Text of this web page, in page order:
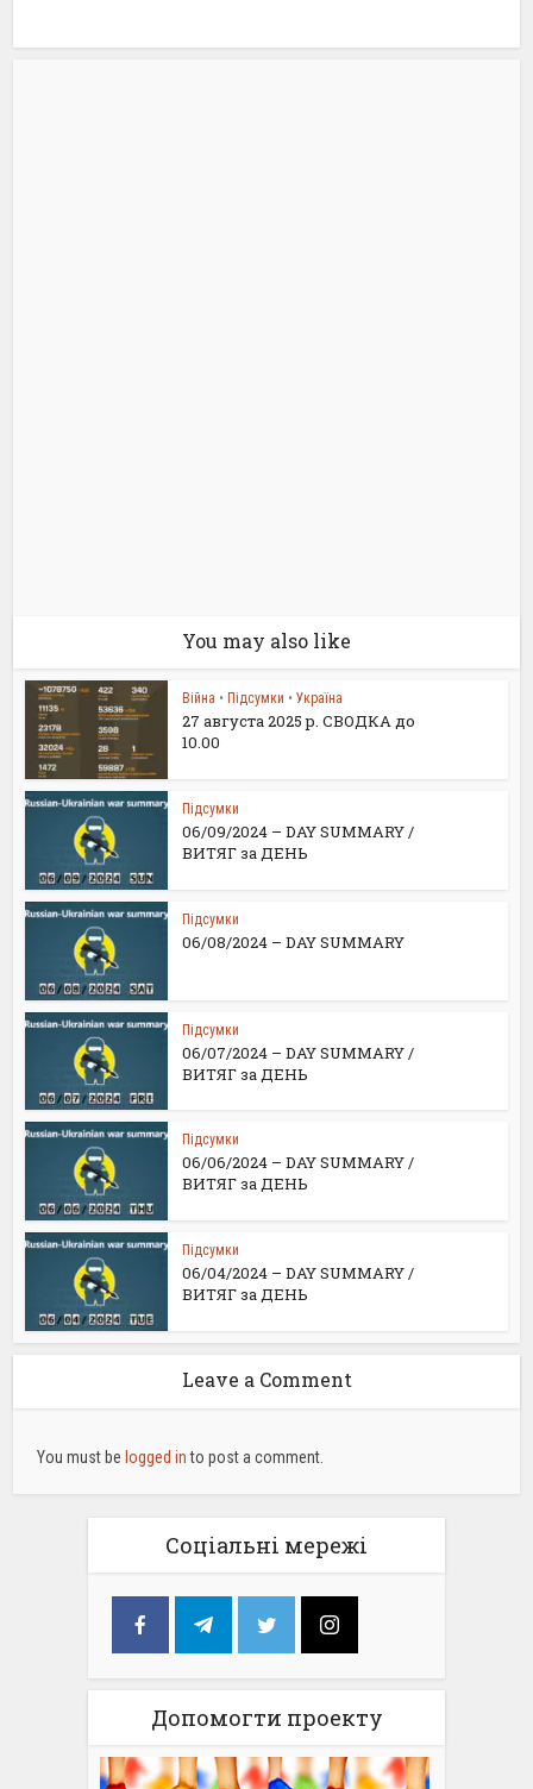
You may also like
Війна • Підсумки • Україна
27 августа 2025 р. СВОДКА до
10.00
Підсумки
06/09/2024 – DAY SUMMARY /
ВИТЯГ за ДЕНЬ
Підсумки
06/08/2024 – DAY SUMMARY
Підсумки
06/07/2024 – DAY SUMMARY /
ВИТЯГ за ДЕНЬ
Підсумки
06/06/2024 – DAY SUMMARY /
ВИТЯГ за ДЕНЬ
Підсумки
06/04/2024 – DAY SUMMARY /
ВИТЯГ за ДЕНЬ
Leave a Comment
You must be logged into post a comment.
Соціальні мережі
Допомогти проекту